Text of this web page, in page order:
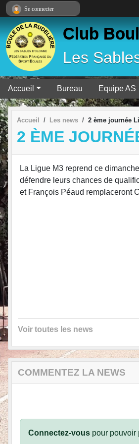
Club
Les
Accueil Bureau Equipe AS
Accueil Les news 2 ème journée
2 ÈME
La Ligue M3 reprend ce
défendre leurs chances de
et François Péaud remplaceront
Voir toutes les news
COMMENTEZ LA NEWS
Connectez-vous pour pouvoir
Se connecter
Panneau de gestion des cookies